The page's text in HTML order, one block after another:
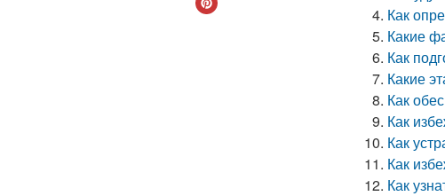
Как
Какие
Как
Какие
Как
Как
Как
Как
Как